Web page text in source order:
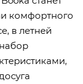
комфортного
в летней